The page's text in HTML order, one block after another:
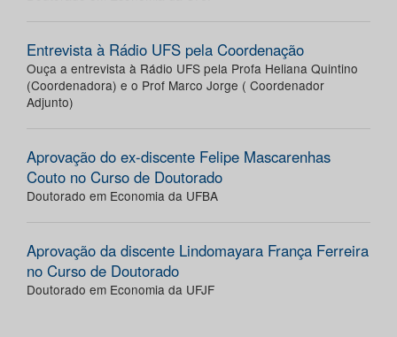
Entrevista à Rádio UFS pela Coordenação
Ouça a entrevista à Rádio UFS pela Profa Heliana Quintino
(Coordenadora) e o Prof Marco Jorge ( Coordenador
Adjunto)
Aprovação do ex-discente Felipe Mascarenhas
Couto no Curso de Doutorado
Doutorado em Economia da UFBA
Aprovação da discente Lindomayara França Ferreira
no Curso de Doutorado
Doutorado em Economia da UFJF